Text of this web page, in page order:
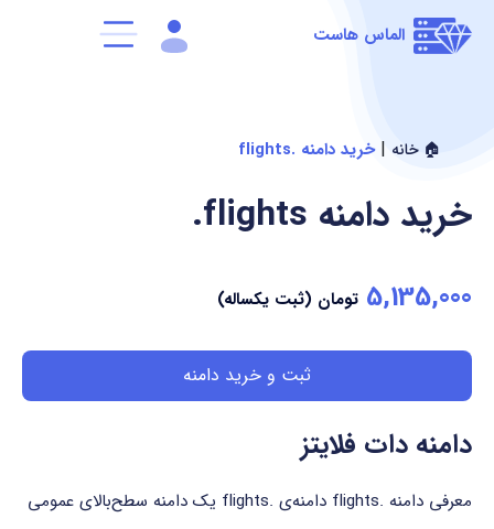
الماس هاست
🏠 خانه |خرید دامنه .flights
.flights خرید دامنه
5,135,000 تومان (ثبت یکساله)
ثبت و خرید دامنه
دامنه دات فلایتز
معرفی دامنه .flights دامنه‌ی .flights یک دامنه سطح‌بالای عمومی